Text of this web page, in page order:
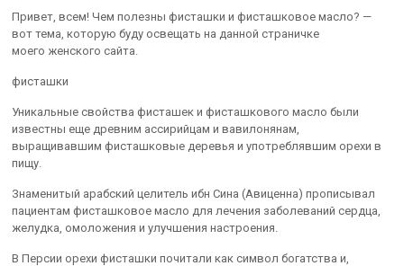
Привет, всем! Чем полезны фисташки и фисташковое масло? —
вот тема, которую буду освещать на данной страничке
моего женского сайта.
фисташки
Уникальные свойства фисташек и фисташкового масло были
известны еще древним ассирийцам и вавилонянам,
выращивавшим фисташковые деревья и употреблявшим орехи в
пищу.
Знаменитый арабский целитель ибн Сина (Авиценна) прописывал
пациентам фисташковое масло для лечения заболеваний сердца,
желудка, омоложения и улучшения настроения.
В Персии орехи фисташки почитали как символ богатства и,